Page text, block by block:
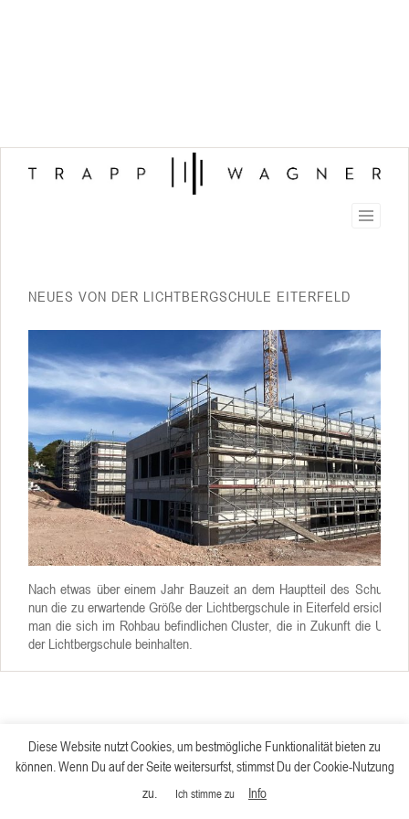
NEUES VON DER LICHTBERGSCHULE EITERFELD
Nach etwas über einem Jahr Bauzeit an dem Hauptteil des
nun die zu erwartende Größe der Lichtbergschule in Eiterfeld
man die sich im Rohbau befindlichen Cluster, die in Zukunft die
der Lichtbergschule beinhalten.
Diese Website nutzt Cookies, um bestmögliche Funktionalität bieten zu
können. Wenn Du auf der Seite weitersurfst, stimmst Du der Cookie-Nutzung
zu.
Ich stimme zu Info